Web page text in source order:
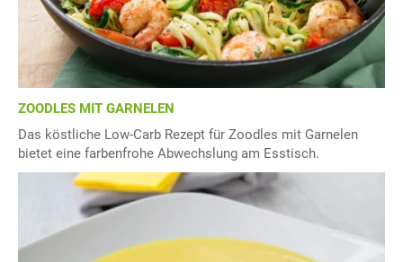
ZOODLES MIT GARNELEN
Das köstliche Low-Carb Rezept für Zoodles mit Garnelen
bietet eine farbenfrohe Abwechslung am Esstisch.